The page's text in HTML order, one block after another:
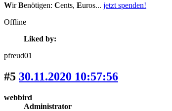
WirBenötigen: Cents, Euros... jetzt spenden!
Offline
Liked by:
pfreud01
#5 30.11.2020 10:57:56
webbird
Administrator